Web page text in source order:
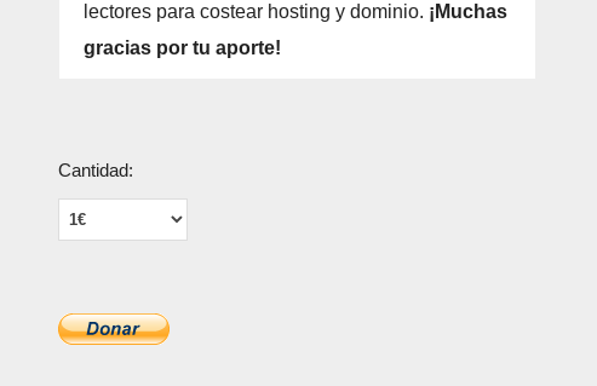
lectores para costear hosting y dominio. ¡Muchas
gracias por tu aporte!
Cantidad: